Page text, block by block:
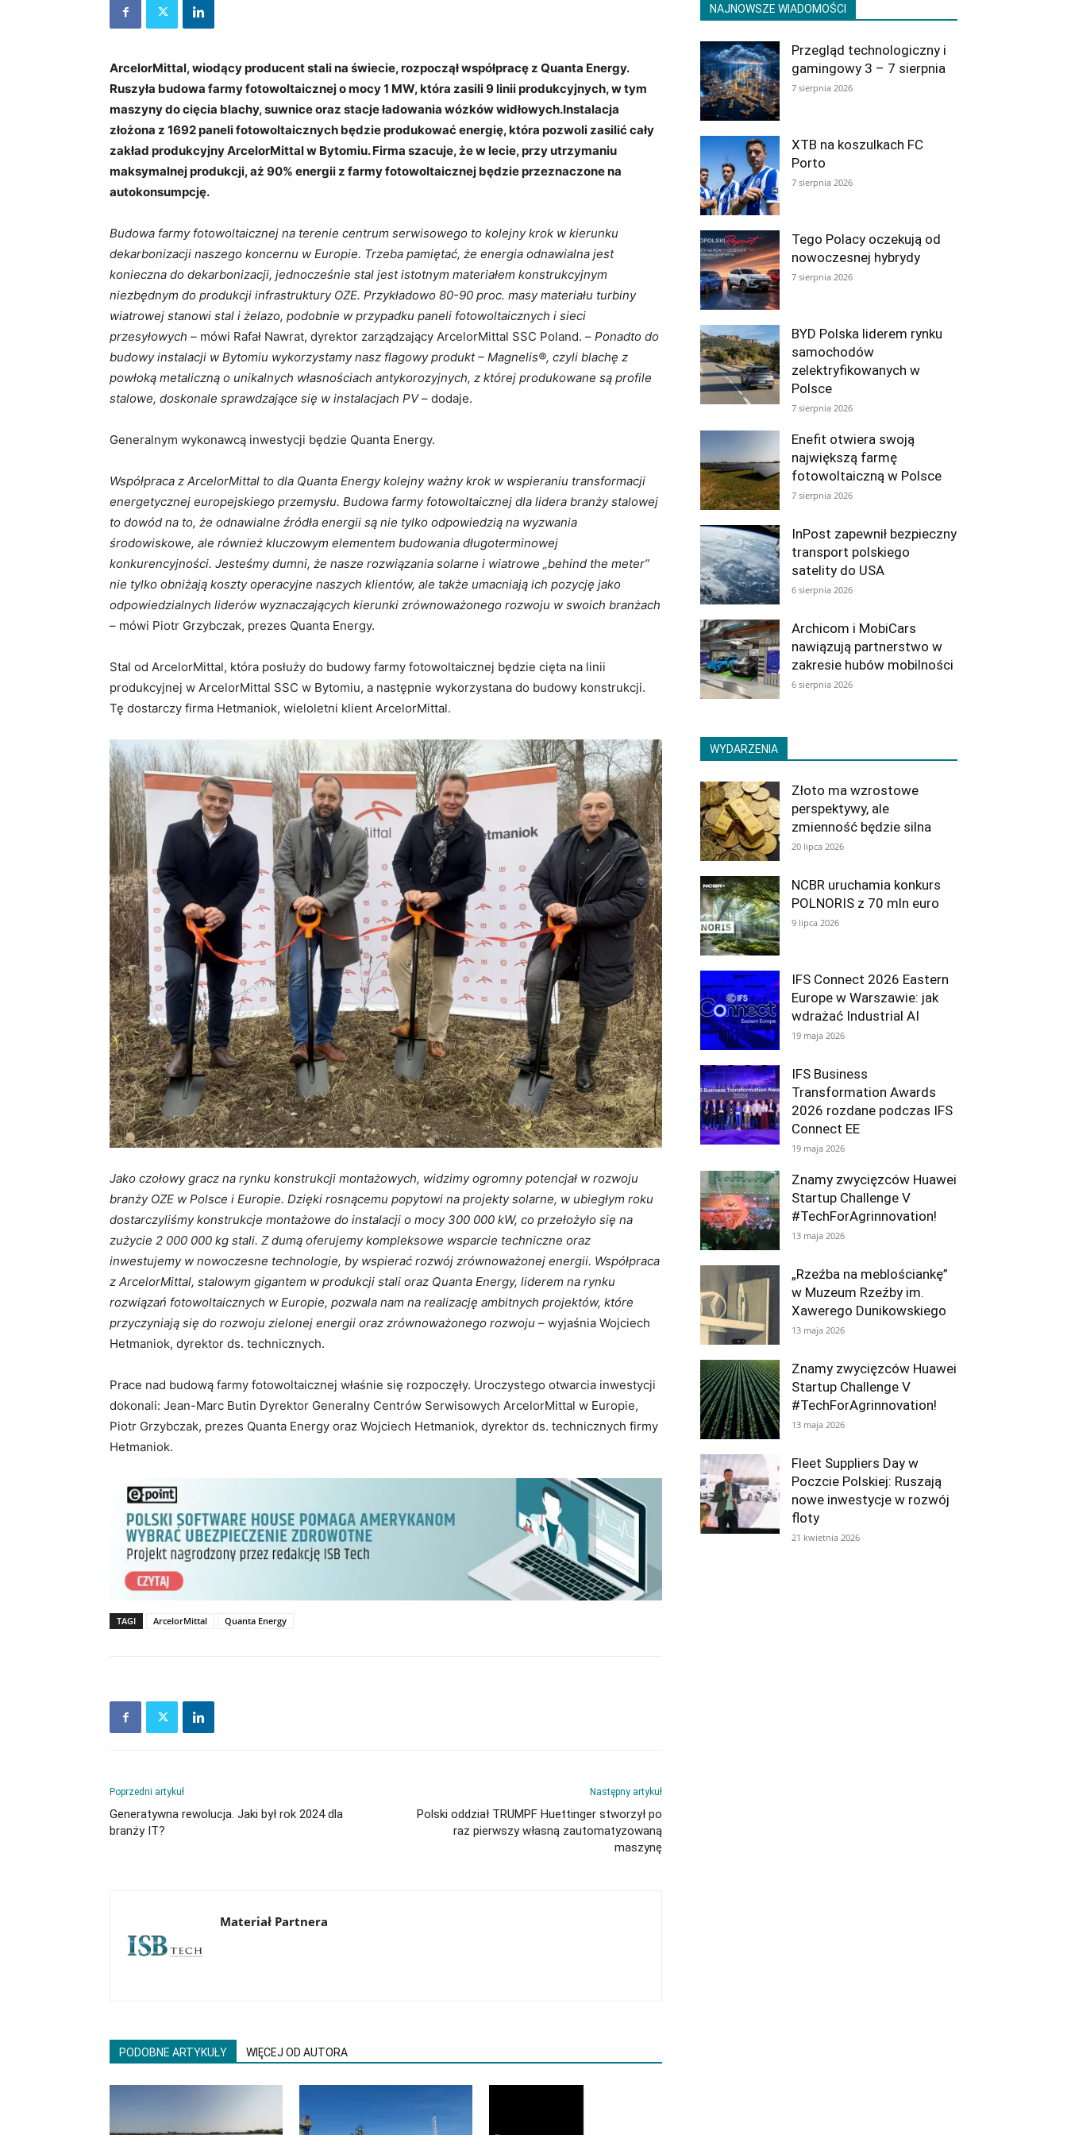
ArcelorMittal, wiodący producent stali na świecie, rozpoczął współpracę z Quanta Energy.
Ruszyła budowa farmy fotowoltaicznej o mocy 1 MW, która zasili 9 linii produkcyjnych, w tym
maszyny do cięcia blachy, suwnice oraz stacje ładowania wózków widłowych.Instalacja
złożona z 1692 paneli fotowoltaicznych będzie produkować energię, która pozwoli zasilić cały
zakład produkcyjny ArcelorMittal w Bytomiu. Firma szacuje, że w lecie, przy utrzymaniu
maksymalnej produkcji, aż 90% energii z farmy fotowoltaicznej będzie przeznaczone na
autokonsumpcję.
Budowa farmy fotowoltaicznej na terenie centrum serwisowego to kolejny krok w kierunku
dekarbonizacji naszego koncernu w Europie. Trzeba pamiętać, że energia odnawialna jest
konieczna do dekarbonizacji, jednocześnie stal jest istotnym materiałem konstrukcyjnym
niezbędnym do produkcji infrastruktury OZE. Przykładowo 80-90 proc. masy materiału turbiny
wiatrowej stanowi stal i żelazo, podobnie w przypadku paneli fotowoltaicznych i sieci
przesyłowych – mówi Rafał Nawrat, dyrektor zarządzający ArcelorMittal SSC Poland. – Ponadto do
budowy instalacji w Bytomiu wykorzystamy nasz flagowy produkt – Magnelis®, czyli blachę z
powłoką metaliczną o unikalnych własnościach antykorozyjnych, z której produkowane są profile
stalowe, doskonale sprawdzające się w instalacjach PV– dodaje.
Generalnym wykonawcą inwestycji będzie Quanta Energy.
Współpraca z ArcelorMittal to dla Quanta Energy kolejny ważny krok w wspieraniu transformacji
energetycznej europejskiego przemysłu. Budowa farmy fotowoltaicznej dla lidera branży stalowej
to dowód na to, że odnawialne źródła energii są nie tylko odpowiedzią na wyzwania
środowiskowe, ale również kluczowym elementem budowania długoterminowej
konkurencyjności. Jesteśmy dumni, że nasze rozwiązania solarne i wiatrowe „behind the meter”
nie tylko obniżają koszty operacyjne naszych klientów, ale także umacniają ich pozycję jako
odpowiedzialnych liderów wyznaczających kierunki zrównoważonego rozwoju w swoich branżach
– mówi Piotr Grzybczak, prezes Quanta Energy.
Stal od ArcelorMittal, która posłuży do budowy farmy fotowoltaicznej będzie cięta na linii
produkcyjnej w ArcelorMittal SSC w Bytomiu, a następnie wykorzystana do budowy konstrukcji.
Tę dostarczy firma Hetmaniok, wieloletni klient ArcelorMittal.
Jako czołowy gracz na rynku konstrukcji montażowych, widzimy ogromny potencjał w rozwoju
branży OZE w Polsce i Europie. Dzięki rosnącemu popytowi na projekty solarne, w ubiegłym roku
dostarczyliśmy konstrukcje montażowe do instalacji o mocy 300 000 kW, co przełożyło się na
zużycie 2 000 000 kg stali. Z dumą oferujemy kompleksowe wsparcie techniczne oraz
inwestujemy w nowoczesne technologie, by wspierać rozwój zrównoważonej energii. Współpraca
z ArcelorMittal, stalowym gigantem w produkcji stali oraz Quanta Energy, liderem na rynku
rozwiązań fotowoltaicznych w Europie, pozwala nam na realizację ambitnych projektów, które
przyczyniają się do rozwoju zielonej energii oraz zrównoważonego rozwoju – wyjaśnia Wojciech
Hetmaniok, dyrektor ds. technicznych.
Prace nad budową farmy fotowoltaicznej właśnie się rozpoczęły. Uroczystego otwarcia inwestycji
dokonali: Jean-Marc Butin Dyrektor Generalny Centrów Serwisowych ArcelorMittal w Europie,
Piotr Grzybczak, prezes Quanta Energy oraz Wojciech Hetmaniok, dyrektor ds. technicznych firmy
Hetmaniok.
TAGI ArcelorMittal Quanta Energy
Poprzedni artykuł
Generatywna rewolucja. Jaki był rok 2024 dla
branży IT?
Następny artykuł
Polski oddział TRUMPF Huettinger stworzył po
raz pierwszy własną zautomatyzowaną
maszynę
Materiał Partnera
PODOBNE ARTYKUŁY WIĘCEJ OD AUTORA
NAJNOWSZE WIADOMOŚCI
Przegląd technologiczny i
gamingowy 3 – 7 sierpnia
7 sierpnia 2026
XTB na koszulkach FC
Porto
7 sierpnia 2026
Tego Polacy oczekują od
nowoczesnej hybrydy
7 sierpnia 2026
BYD Polska liderem rynku
samochodów
zelektryfikowanych w
Polsce
7 sierpnia 2026
Enefit otwiera swoją
największą farmę
fotowoltaiczną w Polsce
7 sierpnia 2026
InPost zapewnił bezpieczny
transport polskiego
satelity do USA
6 sierpnia 2026
Archicom i MobiCars
nawiązują partnerstwo w
zakresie hubów mobilności
6 sierpnia 2026
WYDARZENIA
Złoto ma wzrostowe
perspektywy, ale
zmienność będzie silna
20 lipca 2026
NCBR uruchamia konkurs
POLNORIS z 70 mln euro
9 lipca 2026
IFS Connect 2026 Eastern
Europe w Warszawie: jak
wdrażać Industrial AI
19 maja 2026
IFS Business
Transformation Awards
2026 rozdane podczas IFS
Connect EE
19 maja 2026
Znamy zwycięzców Huawei
Startup Challenge V
#TechForAgrinnovation!
13 maja 2026
„Rzeźba na meblościankę”
w Muzeum Rzeźby im.
Xawerego Dunikowskiego
13 maja 2026
Znamy zwycięzców Huawei
Startup Challenge V
#TechForAgrinnovation!
13 maja 2026
Fleet Suppliers Day w
Poczcie Polskiej: Ruszają
nowe inwestycje w rozwój
floty
21 kwietnia 2026